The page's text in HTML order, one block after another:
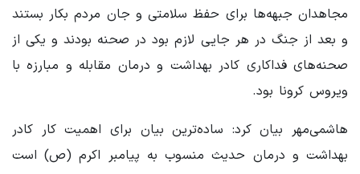
مجاهدان جبهه‌ها برای حفظ سلامتی و جان مردم بکار بستند
و بعد از جنگ در هر جایی لازم بود در صحنه بودند و یکی از
صحنه‌های فداکاری کادر بهداشت و درمان مقابله و مبارزه با
ویروس کرونا بود.
هاشمی‌مهر بیان کرد: ساده‌ترین بیان برای اهمیت کار کادر
بهداشت و درمان حدیث منسوب به پیامبر اکرم (ص) است